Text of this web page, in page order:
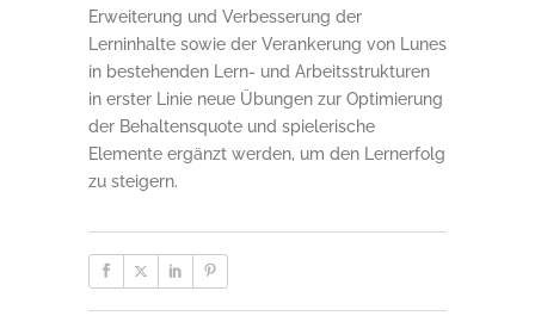
Erweiterung und Verbesserung der
Lerninhalte sowie der Verankerung von Lunes
in bestehenden Lern- und Arbeitsstrukturen
in erster Linie neue Übungen zur Optimierung
der Behaltensquote und spielerische
Elemente ergänzt werden, um den Lernerfolg
zu steigern.